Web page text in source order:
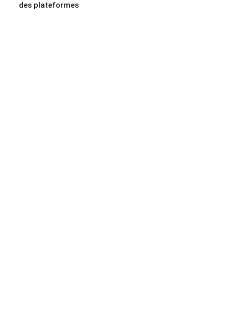
des plateformes